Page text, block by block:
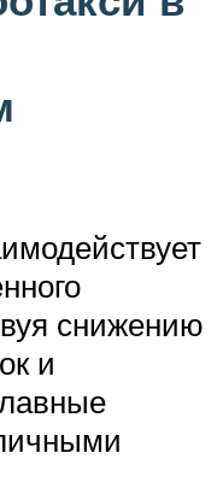
снижению
и